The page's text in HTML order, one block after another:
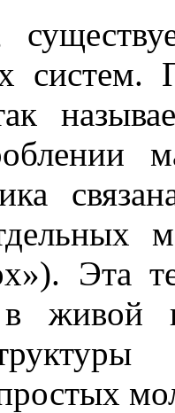
систем.
Эта
в живой